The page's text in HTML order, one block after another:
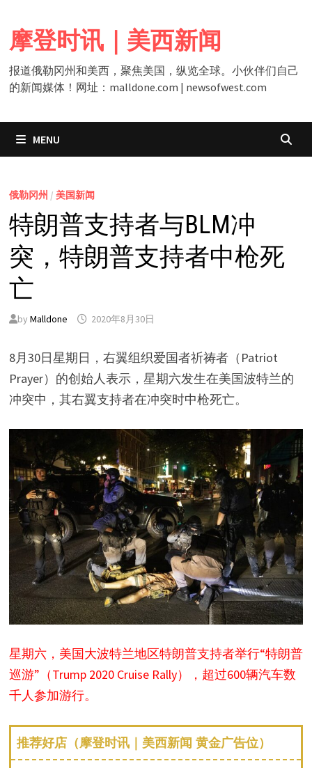
content
摩登时讯｜美西新闻
报道俄勒冈州和美西，聚焦美国，纵览全球。小伙伴们自己
的新闻媒体！网址：malldone.com | newsofwest.com
MENU
俄勒冈州 / 美国新闻
特朗普支持者与BLM冲
突，特朗普支持者中枪死
亡
by Malldone 2020年8月30日
8月30日星期日，右翼组织爱国者祈祷者（Patriot
Prayer）的创始人表示，星期六发生在美国波特兰的
冲突中，其右翼支持者在冲突时中枪死亡。
星期六，美国大波特兰地区特朗普支持者举行“特朗普
巡游”（Trump 2020 Cruise Rally），超过600辆汽车数
千人参加游行。
推荐好店（摩登时讯｜美西新闻 黄金广告位）